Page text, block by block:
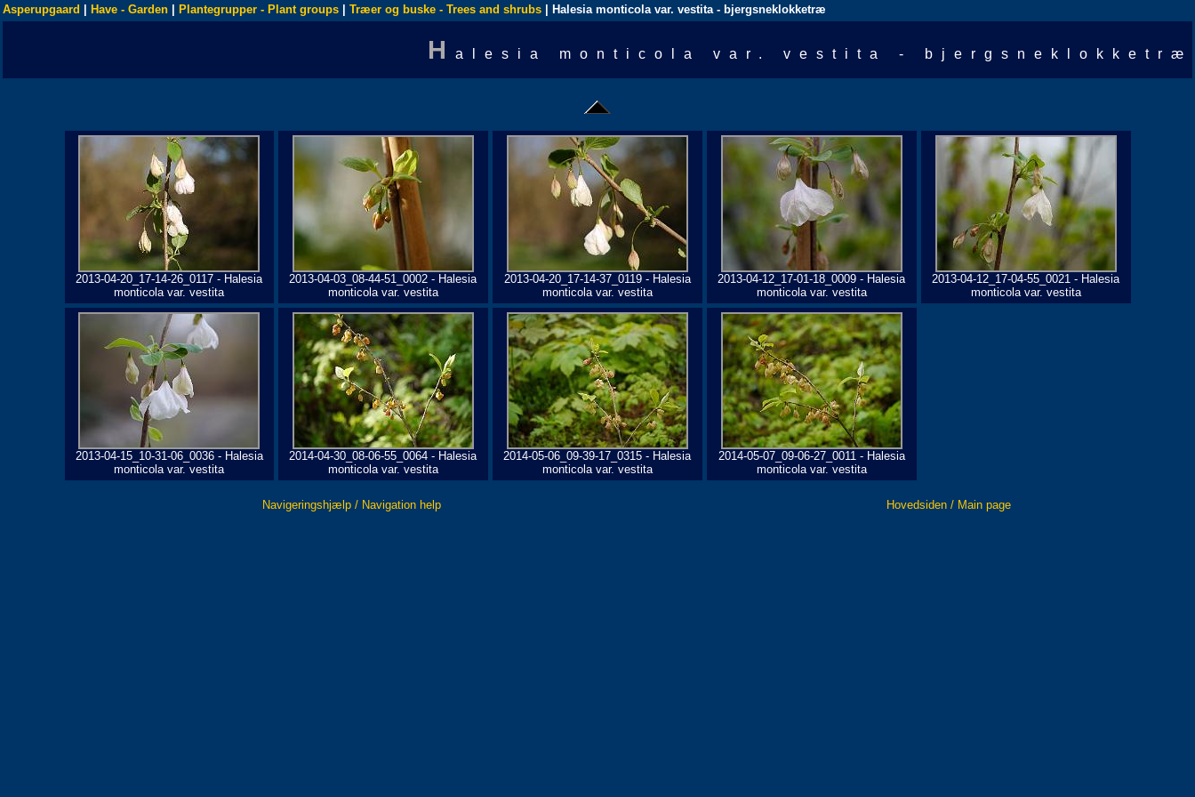
Asperupgaard Have - Garden Plantegrupper - Plant groups Træer og buske - Trees and shrubs | Halesia monticola var. vestita - bjergsneklokketræ
H alesia monticola var. vestita - bjergsneklokketræ
2013-04-20_17-14-26_0117 - Halesia
monticola var. vestita
2013-04-03_08-44-51_0002 - Halesia
monticola var. vestita
2013-04-20_17-14-37_0119 - Halesia
monticola var. vestita
2013-04-12_17-01-18_0009 - Halesia
monticola var. vestita
2013-04-12_17-04-55_0021 - Halesia
monticola var. vestita
2013-04-15_10-31-06_0036 - Halesia
monticola var. vestita
2014-04-30_08-06-55_0064 - Halesia
monticola var. vestita
2014-05-06_09-39-17_0315 - Halesia
monticola var. vestita
2014-05-07_09-06-27_0011 - Halesia
monticola var. vestita
Navigeringshjælp / Navigation help Hovedsiden / Main page